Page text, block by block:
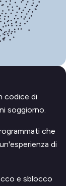
codice di
soggiorno.
che
di
e sblocco